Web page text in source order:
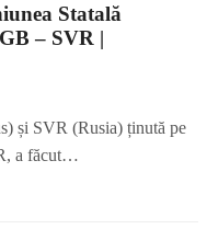
Statală
– SVR |
și SVR (Rusia) ținută pe
a făcut…